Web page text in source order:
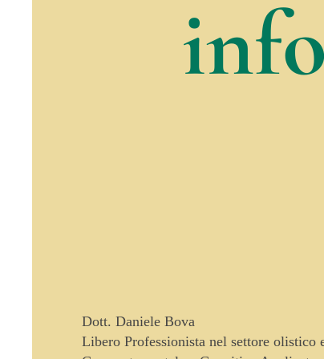
Dott. Daniele Bova
Libero Professionista nel settore